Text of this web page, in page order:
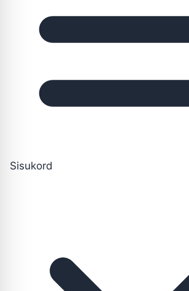
Sisukord